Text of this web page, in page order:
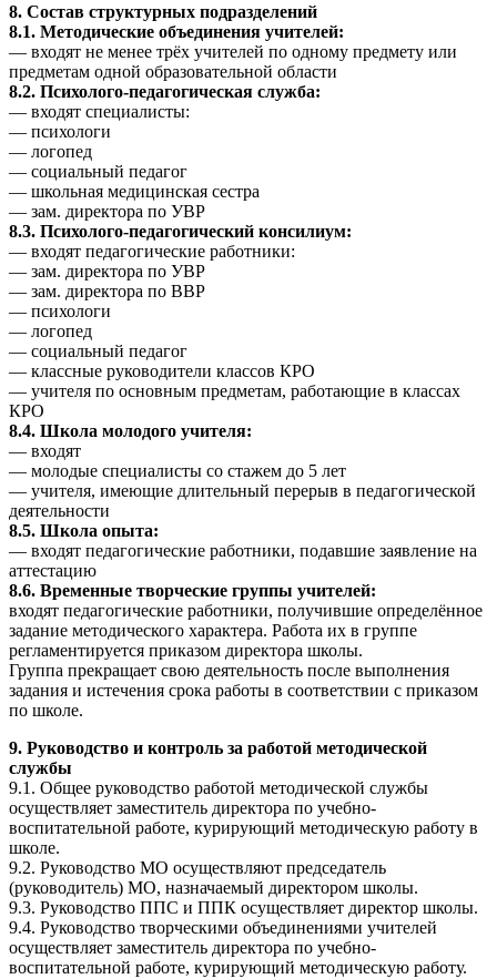
8. Состав структурных подразделений
8.1. Методические объединения учителей:
— входят не менее трёх учителей по одному предмету или
предметам одной образовательной области
8.2. Психолого-педагогическая служба:
— входят специалисты:
— психологи
— логопед
— социальный педагог
— школьная медицинская сестра
— зам. директора по УВР
8.3. Психолого-педагогический консилиум:
— входят педагогические работники:
— зам. директора по УВР
— зам. директора по ВВР
— психологи
— логопед
— социальный педагог
— классные руководители классов КРО
— учителя по основным предметам, работающие в классах
КРО
8.4. Школа молодого учителя:
— входят
— молодые специалисты со стажем до 5 лет
— учителя, имеющие длительный перерыв в педагогической
деятельности
8.5. Школа опыта:
— входят педагогические работники, подавшие заявление на
аттестацию
8.6. Временные творческие группы учителей:
входят педагогические работники, получившие определённое
задание методического характера. Работа их в группе
регламентируется приказом директора школы.
Группа прекращает свою деятельность после выполнения
задания и истечения срока работы в соответствии с приказом
по школе.
9. Руководство и контроль за работой методической
службы
9.1. Общее руководство работой методической службы
осуществляет заместитель директора по учебно-
воспитательной работе, курирующий методическую работу в
школе.
9.2. Руководство МО осуществляют председатель
(руководитель) МО, назначаемый директором школы.
9.3. Руководство ППС и ППК осуществляет директор школы.
9.4. Руководство творческими объединениями учителей
осуществляет заместитель директора по учебно-
воспитательной работе, курирующий методическую работу.